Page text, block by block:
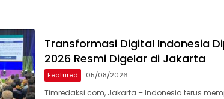
Transformasi Digital Indonesia
2026 Resmi Digelar di Jakarta
Featured 05/08/2026
Timredaksi.com, Jakarta – Indonesia terus